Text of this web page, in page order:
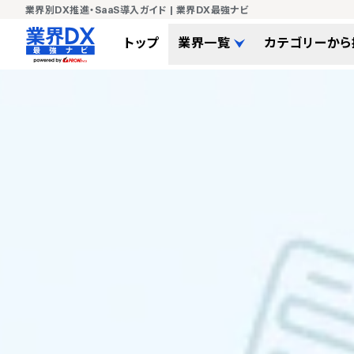
業界別DX推進・SaaS導入ガイド | 業界DX最強ナビ
トップ 業界一覧 カテゴリーか